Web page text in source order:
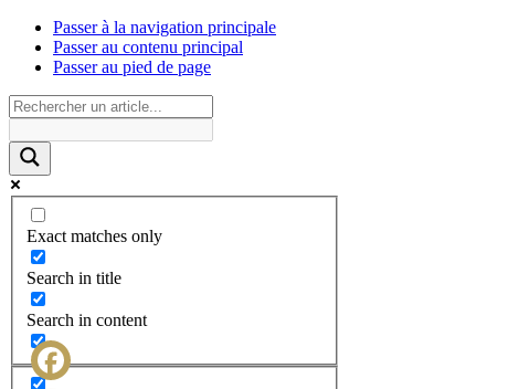
Passer à la navigation principale
Passer au contenu principal
Passer au pied de page
Exact matches only
Search in title
Search in content